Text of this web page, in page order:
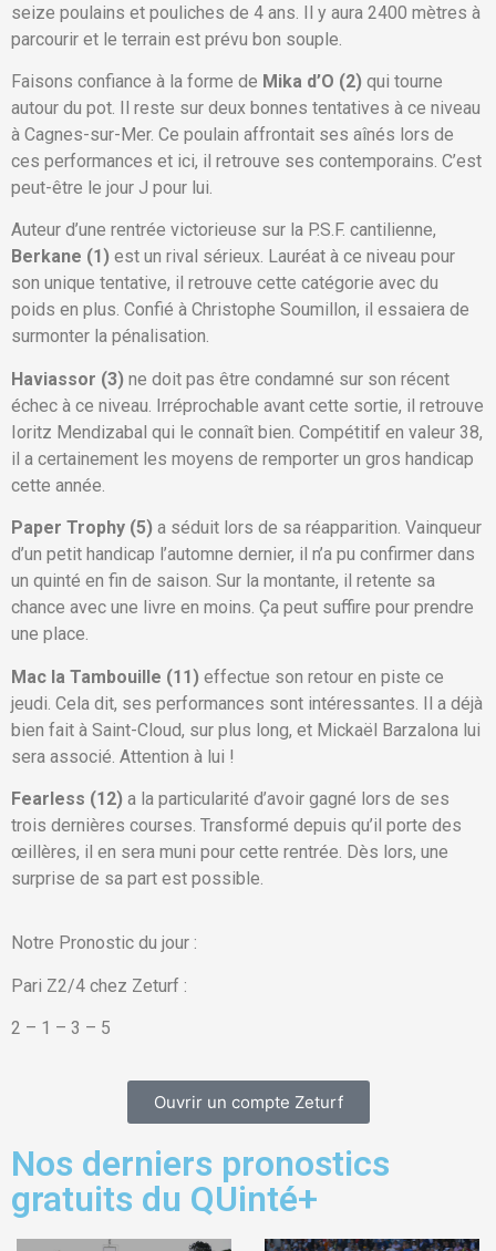
seize poulains et pouliches de 4 ans. Il y aura 2400 mètres à
parcourir et le terrain est prévu bon souple.
Faisons confiance à la forme de Mika d’O (2) qui tourne
autour du pot. Il reste sur deux bonnes tentatives à ce niveau
à Cagnes-sur-Mer. Ce poulain affrontait ses aînés lors de
ces performances et ici, il retrouve ses contemporains. C’est
peut-être le jour J pour lui.
Auteur d’une rentrée victorieuse sur la P.S.F. cantilienne,
Berkane (1) est un rival sérieux. Lauréat à ce niveau pour
son unique tentative, il retrouve cette catégorie avec du
poids en plus. Confié à Christophe Soumillon, il essaiera de
surmonter la pénalisation.
Haviassor (3) ne doit pas être condamné sur son récent
échec à ce niveau. Irréprochable avant cette sortie, il retrouve
Ioritz Mendizabal qui le connaît bien. Compétitif en valeur 38,
il a certainement les moyens de remporter un gros handicap
cette année.
Paper Trophy (5) a séduit lors de sa réapparition. Vainqueur
d’un petit handicap l’automne dernier, il n’a pu confirmer dans
un quinté en fin de saison. Sur la montante, il retente sa
chance avec une livre en moins. Ça peut suffire pour prendre
une place.
Mac la Tambouille (11) effectue son retour en piste ce
jeudi. Cela dit, ses performances sont intéressantes. Il a déjà
bien fait à Saint-Cloud, sur plus long, et Mickaël Barzalona lui
sera associé. Attention à lui !
Fearless (12) a la particularité d’avoir gagné lors de ses
trois dernières courses. Transformé depuis qu’il porte des
œillères, il en sera muni pour cette rentrée. Dès lors, une
surprise de sa part est possible.
Notre Pronostic du jour :
Pari Z2/4 chez Zeturf :
2 – 1 – 3 – 5
Ouvrir un compte Zeturf
Nos derniers pronostics
gratuits du QUinté+